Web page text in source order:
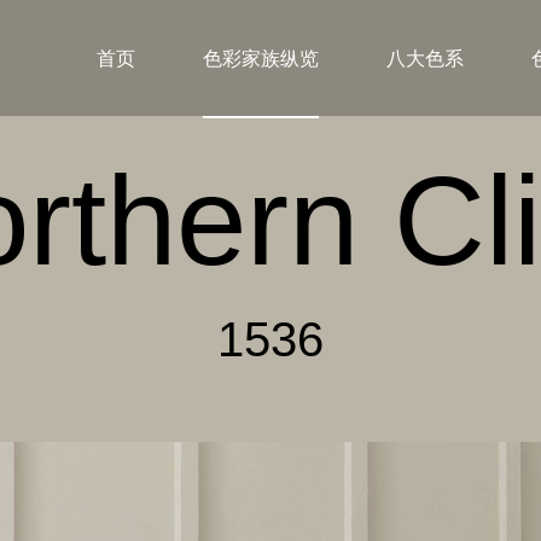
首页 色彩家族纵览 八大色系
1536